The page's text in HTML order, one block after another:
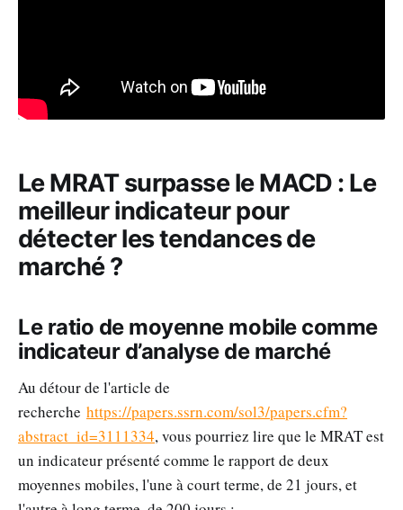
Le MRAT surpasse le MACD : Le
meilleur indicateur pour
détecter les tendances de
marché ?
Le ratio de moyenne mobile comme
indicateur d’analyse de marché
Au détour de l'article de
recherche https://papers.ssrn.com/sol3/papers.cfm?
abstract_id=3111334, vous pourriez lire que le MRAT est
un indicateur présenté comme le rapport de deux
moyennes mobiles, l'une à court terme, de 21 jours, et